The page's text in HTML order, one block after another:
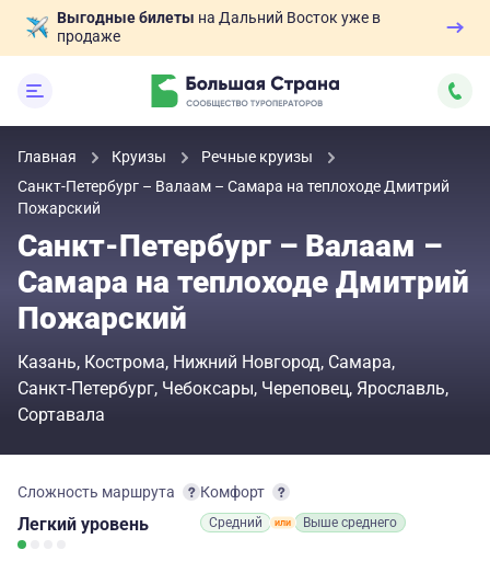
Выгодные билеты на Дальний Восток уже в
продаже
Главная Круизы
Речные круизы
Санкт-Петербург – Валаам – Самара на теплоходе Дмитрий
Пожарский
Санкт-Петербург – Валаам –
Самара на теплоходе Дмитрий
Пожарский
Казань Кострома Нижний Новгород Самара
Санкт-Петербург Чебоксары Череповец Ярославль
Сортавала
Сложность маршрута
Легкий уровень
Комфорт
Средний Выше среднего